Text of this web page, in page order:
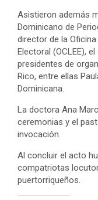
Asistieron además
Dominicano de
director de la
Electoral (OCLEE),
presidentes de
Rico, entre ellas
Dominicana.
La doctora Ana
ceremonias y el
invocación.
Al concluir el acto
compatriotas
puertorriqueños.